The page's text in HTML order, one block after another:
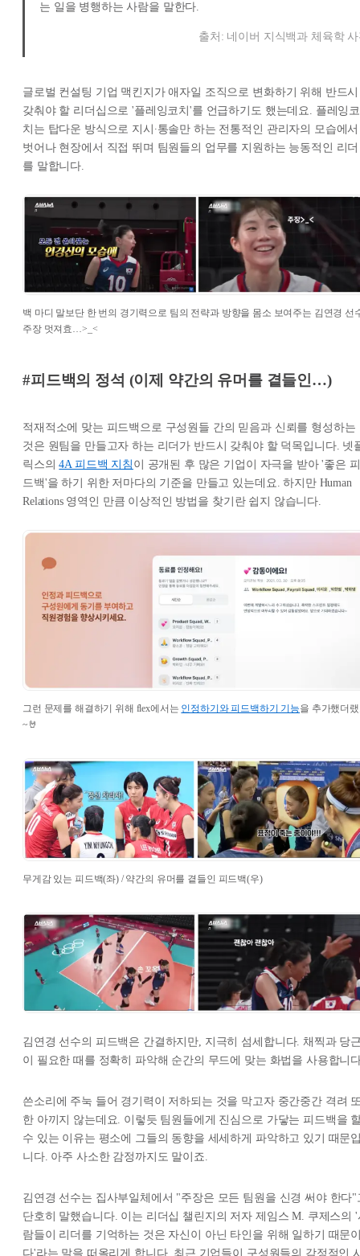
는 일을 병행하는 사람을 말한다.
출처: 네이버 지식백과 체육학
글로벌 컨설팅 기업 맥킨지가 애자일 조직으로 변화하기 위해 반드시
갖춰야 할 리더십으로 '플레잉코치'를 언급하기도 했는데요. 플레잉코
치는 탑다운 방식으로 지시∙통솔만 하는 전통적인 관리자의 모습에서
벗어나 현장에서 직접 뛰며 팀원들의 업무를 지원하는 능동적인 리더
를 말합니다.
백 마디 말보단 한 번의 경기력으로 팀의 전략과 방향을 몸소 보여주는 김연경 선
주장 멋져효…>_<
#피드백의 정석 (이제 약간의 유머를 곁들인…)
적재적소에 맞는 피드백으로 구성원들 간의 믿음과 신뢰를 형성하는
것은 원팀을 만들고자 하는 리더가 반드시 갖춰야 할 덕목입니다. 넷
릭스의4A 피드백 지침 이 공개된 후 많은 기업이 자극을 받아 '좋은 피
드백'을 하기 위한 저마다의 기준을 만들고 있는데요. 하지만 Human
Relations 영역인 만큼 이상적인 방법을 찾기란 쉽지 않습니다.
그런 문제를 해결하기 위해 flex에서는 인정하기와 피드백하기 기능을 추가했더
~🤘
무게감 있는 피드백(좌) / 약간의 유머를 곁들인 피드백(우)
김연경 선수의 피드백은 간결하지만, 지극히 섬세합니다. 채찍과 당
이 필요한 때를 정확히 파악해 순간의 무드에 맞는 화법을 사용합니
쓴소리에 주눅 들어 경기력이 저하되는 것을 막고자 중간중간 격려
한 아끼지 않는데요. 이렇듯 팀원들에게 진심으로 가닿는 피드백을
수 있는 이유는 평소에 그들의 동향을 세세하게 파악하고 있기 때문
니다. 아주 사소한 감정까지도 말이죠.
김연경 선수는 집사부일체에서 "주장은 모든 팀원을 신경 써야 한다"
단호히 말했습니다. 이는 리더십 챌린지의 저자 제임스 M. 쿠제스의 '
람들이 리더를 기억하는 것은 자신이 아닌 타인을 위해 일하기 때문
다'라는 말을 떠올리게 합니다. 최근 기업들이 구성원들의 감정적인